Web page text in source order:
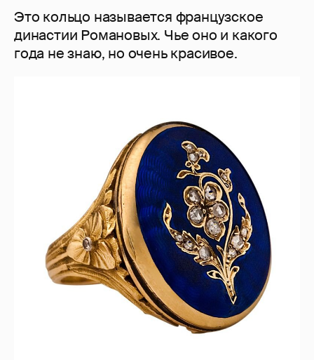
Это кольцо называется французское
династии Романовых. Чье оно и какого
года не знаю, но очень красивое.